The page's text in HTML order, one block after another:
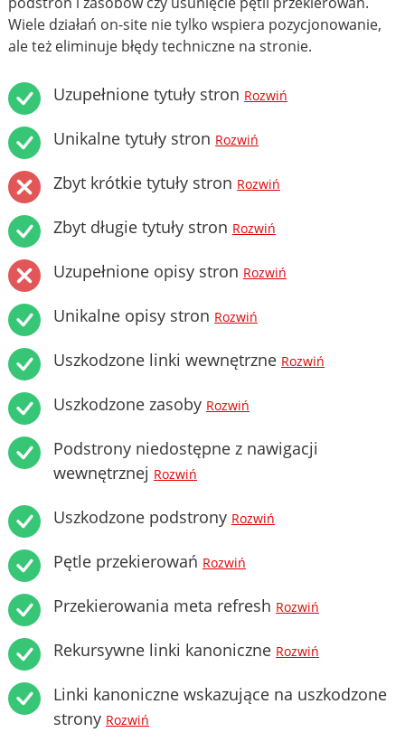
Wiele działań on-site nie tylko wspiera pozycjonowanie,
ale też eliminuje błędy techniczne na stronie.
Uzupełnione tytuły stron Rozwiń
Unikalne tytuły stron Rozwiń
Zbyt krótkie tytuły stron Rozwiń
Zbyt długie tytuły stron Rozwiń
Uzupełnione opisy stron Rozwiń
Unikalne opisy stron Rozwiń
Uszkodzone linki wewnętrzne Rozwiń
Uszkodzone zasoby Rozwiń
Podstrony niedostępne z nawigacji
wewnętrznej Rozwiń
Uszkodzone podstrony Rozwiń
Pętle przekierowań Rozwiń
Przekierowania meta refresh Rozwiń
Rekursywne linki kanoniczne Rozwiń
Linki kanoniczne wskazujące na uszkodzone
strony Rozwiń